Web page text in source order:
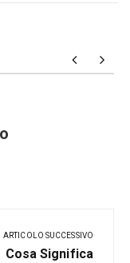
ARTICOLO SUCCESSIVO
Prossimo
Cosa Significa